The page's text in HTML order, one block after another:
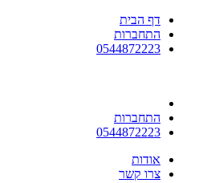
דף הבית
התחברות
0544872223
התחברות
0544872223
אודות
צרו קשר